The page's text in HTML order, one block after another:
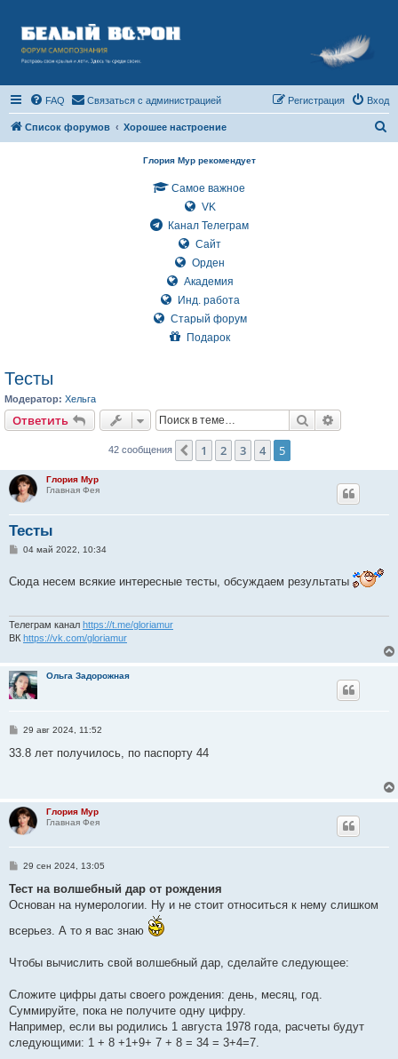
FAQ Связаться с администрацией Вход
Регистрация
Список форумов Хорошее настроение
Глория Мур рекомендует
Самое важное
VK
Канал Телеграм
Сайт
Орден
Академия
Инд. работа
Старый форум
Подарок
Тесты
Модератор: Хельга
Ответить Поиск
42 сообщения Пред.
1 2 3 4 5
Глория Мур
Главная Фея
Тесты
С
б
щ
и
е
04 май 2022, 10:34
Сюда несем всякие интересные тесты, обсуждаем результаты
Телеграм канал https://t.me/gloriamur
ВК https://vk.com/gloriamur
Ольга Задорожная
С
о
и
е
29 авг 2024, 11:52
33.8 лет получилось, по паспорту 44
Глория Мур
Главная Фея
С
о
щ
н
29 сен 2024, 13:05
Тест на волшебный дар от рождения
Основан на нумерологии. Ну и не стоит относиться к нему слишком
всерьез. А то я вас знаю
Чтобы вычислить свой волшебный дар, сделайте следующее:
Сложите цифры даты своего рождения: день, месяц, год.
Суммируйте, пока не получите одну цифру.
Например, если вы родились 1 августа 1978 года, расчеты будут
следующими: 1 + 8 +1+9+ 7 + 8 = 34 = 3+4=7.